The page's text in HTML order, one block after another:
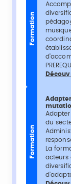
Formation
Formation
du
La
acteurs